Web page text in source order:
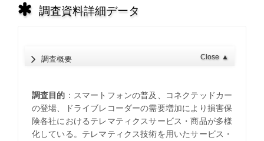
調査資料詳細データ
調査概要 Close ▲
調査目的 ：スマートフォンの普及、コネクテッドカー
の登場、ドライブレコーダーの需要増加により損害保
険各社におけるテレマティクスサービス・商品が多様
化している。テレマティクス技術を用いたサービス・